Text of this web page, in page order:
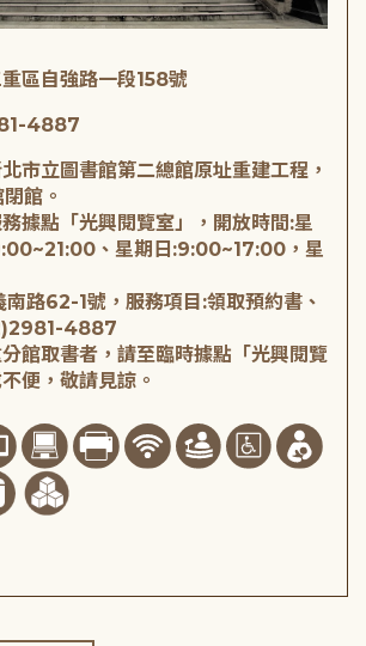
區自強路一段158號
4887
市立圖書館第二總館原址重建工程，
館。
據點「光興閱覽室」，開放時間:星
、星期日:9:00~17:00，星
路62-1號，服務項目:領取預約書、
4887
館取書者，請至臨時據點「光興閱覽
便，敬請見諒。